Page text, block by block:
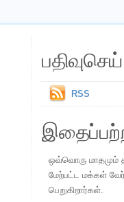
பதிவுசெய்
RSS
ஒவ்வொரு மாதமும்
மேற்பட்ட மக்கள்
பெறுகிறார்கள்.